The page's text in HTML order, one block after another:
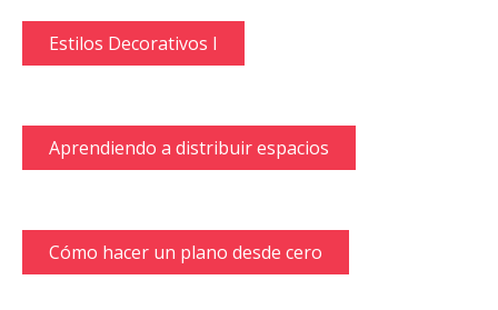
Estilos Decorativos I
Aprendiendo a distribuir espacios
Cómo hacer un plano desde cero